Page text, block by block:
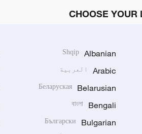
CHOOSE YOUR
Albanian
Shqip
Arabic العربية
Belarusian
Беларуская
Bengali
বাংলা
Bulgarian
Български